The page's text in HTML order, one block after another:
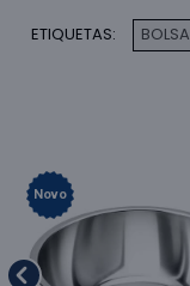
ETIQUETAS: BOLSA
Novo